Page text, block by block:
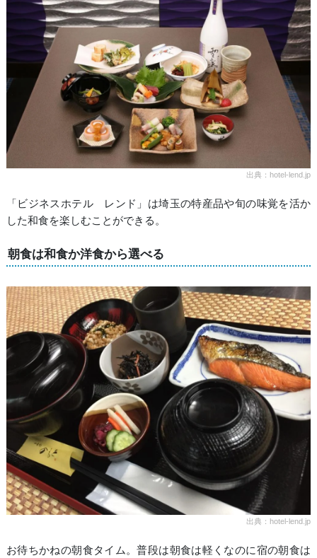
出典：hotel-lend.jp
「ビジネスホテル レンド」は埼玉の特産品や旬の味覚を活か
した和食を楽しむことができる。
朝食は和食か洋食から選べる
出典：hotel-lend.jp
お待ちかねの朝食タイム。普段は朝食は軽くなのに宿の朝食は